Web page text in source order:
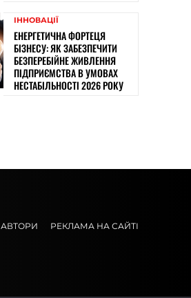
ІННОВАЦІЇ
ЕНЕРГЕТИЧНА ФОРТЕЦЯ
БІЗНЕСУ: ЯК ЗАБЕЗПЕЧИТИ
БЕЗПЕРЕБІЙНЕ ЖИВЛЕННЯ
ПІДПРИЄМСТВА В УМОВАХ
НЕСТАБІЛЬНОСТІ 2026 РОКУ
АВТОРИ РЕКЛАМА НА САЙТІ